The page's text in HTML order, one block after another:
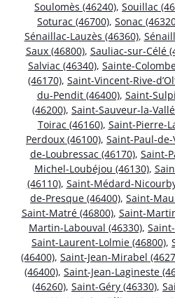
Soulomès (46240), Souillac
Soturac (46700), Sonac
Sénaillac-Lauzès (46360),
Saux (46800), Sauliac-sur-Célé
Salviac (46340), Sainte-
(46170), Saint-Vincent-Rive-
du-Pendit (46400), Saint-
(46200), Saint-Sauveur-la-
Toirac (46160), Saint-Pierre-
Perdoux (46100), Saint-Paul-de-
de-Loubressac (46170), Saint-
Michel-Loubéjou (46130),
(46110), Saint-Médard-
de-Presque (46400), Saint-
Saint-Matré (46800), Saint-
Martin-Labouval (46330),
Saint-Laurent-Lolmie (46800),
(46400), Saint-Jean-Mirabel
(46400), Saint-Jean-Lagineste
(46260), Saint-Géry (46330),